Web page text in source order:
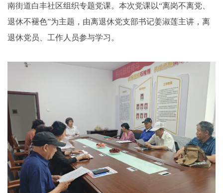
南街道白丰社区组织专题党课。本次党课以“离岗不离党、
退休不褪色”为主题，由离退休党支部书记姜淑莲主讲，离
退休党员、工作人员参与学习。